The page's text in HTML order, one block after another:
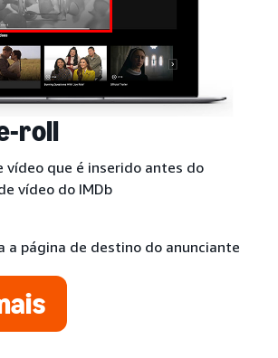
roll
vídeo que é inserido antes do
vídeo do IMDb
a página de destino do anunciante